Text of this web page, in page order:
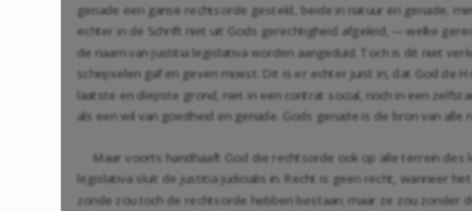
genade een ganse rechtsorde gesteld, beide in natuur en genade,
echter in de Schrift niet uit Gods gerechtigheid afgeleid, —welke
de naam van justitia legislativa worden aangeduid. Toch is dit niet
schepselen gaf en geven moest. Dit is er echter juist in, dat God de
laatste en diepste grond, niet in een contrat social, noch in een
als een wil van goedheid en genade. Gods genade is de bron van alle
Maar voorts handhaaft God die rechtsorde ook op alle terrein
legislativa sluit de justitia judicialis in. Recht is geen recht, wanneer
zonde zou toch de rechtsorde hebben bestaan; maar ze zou zonder